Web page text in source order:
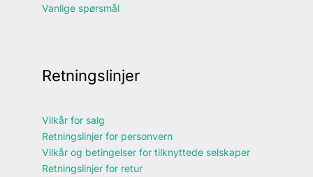
Vanlige spørsmål
Retningslinjer
Vilkår for salg
Retningslinjer for personvern
Vilkår og betingelser for tilknyttede selskaper
Retningslinjer for retur